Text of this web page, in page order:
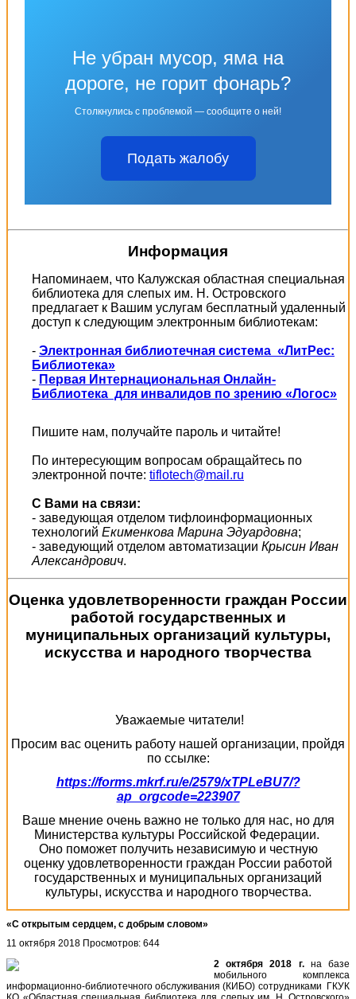
Не убран мусор, яма на
дороге, не горит фонарь?
Столкнулись с проблемой — сообщите о ней!
Подать жалобу
Информация
Напоминаем, что Калужская областная специальная
библиотека для слепых им. Н. Островского
предлагает к Вашим услугам бесплатный удаленный
доступ к следующим электронным библиотекам:
- Электронная библиотечная система «ЛитРес:
Библиотека»
- Первая Интернациональная Онлайн-
Библиотека для инвалидов по зрению «Логос»
Пишите нам, получайте пароль и читайте!
По интересующим вопросам обращайтесь по
электронной почте: tiflotech@mail.ru
С Вами на связи:
- заведующая отделом тифлоинформационных
технологий Екименкова Марина Эдуардовна;
- заведующий отделом автоматизации Крысин Иван
Александрович.
Оценка удовлетворенности граждан России
работой государственных и
муниципальных организаций культуры,
искусства и народного творчества
Уважаемые читатели!
Просим вас оценить работу нашей организации, пройдя
по ссылке:
https://forms.mkrf.ru/e/2579/xTPLeBU7/?
ap_orgcode=223907
Ваше мнение очень важно не только для нас, но для
Министерства культуры Российской Федерации.
Оно поможет получить независимую и честную
оценку удовлетворенности граждан России работой
государственных и муниципальных организаций
культуры, искусства и народного творчества.
«С открытым сердцем, с добрым словом»
11 октября 2018 Просмотров: 644
2 октября 2018 г.на базе
мобильного комплекса
информационно-библиотечного обслуживания (КИБО) сотрудниками ГКУК